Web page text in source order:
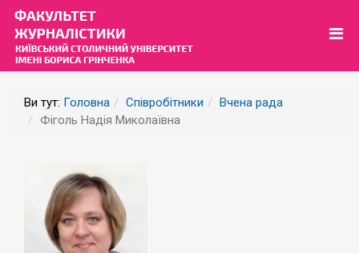
Ви тут: Головна Співробітники
Вчена рада
Фіголь Надія Миколаївна